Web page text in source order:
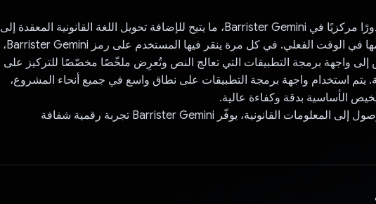
تؤدي Gemini API دورًا مركزيًا في Barrister Gemini، ما يتيح للإضافة تحويل اللغة القانونية المعقدة إلى
ملخّصات يسهل فهمها في الوقت الفعلي. في كل مرة ينقر فيها المستخدم على رمز Barrister Gemini،
إلى واجهة برمجة التطبيقات التي تعالج النص وتُعرِض ملخّصًا مخصّصًا للتركيز على
يتم استخدام واجهة برمجة التطبيقات على نطاق واسع في جميع أنحاء المشروع،
الأساسية بدقة وكفاءة عالية.
من خلال تسهيل الوصول إلى المعلومات القانونية، يوفّر Barrister Gemini تجربة رقمية شفافة